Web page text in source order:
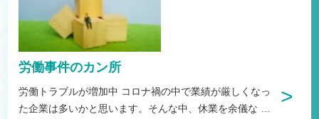
労働事件のカン所
労働トラブルが増加中 コロナ禍の中で業績が厳しくなっ
た企業は多いかと思います。そんな中、休業を余儀な …
>